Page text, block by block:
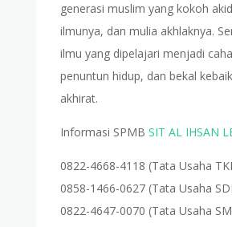
generasi muslim yang kokoh
ilmunya, dan mulia akhlaknya.
ilmu yang dipelajari menjadi
penuntun hidup, dan bekal
akhirat.
Informasi SPMB SIT AL IHSAN
0822-4668-4118 (Tata Usaha
0858-1466-0627 (Tata Usaha
0822-4647-0070 (Tata Usaha